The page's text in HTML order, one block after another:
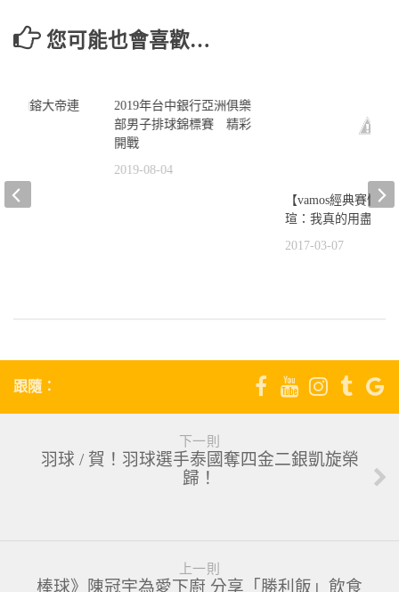
您可能也會喜歡…
2019年台中銀行亞洲俱樂
部男子排球錦標賽 精彩
開戰
2019-08-04
【vamos經典賽快報
瑄：我真的用盡全
2017-03-07
】陶鎔大帝連
跟隨：
下一則
羽球 / 賀！羽球選手泰國奪四金二銀凱旋榮
歸！
上一則
棒球》陳冠宇為愛下廚 分享「勝利飯」飲食